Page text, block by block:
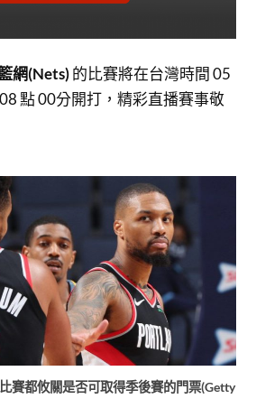
網(Nets)的比賽將在台灣時間 05
點 00分開打，精彩直播賽事敬
賽都攸關是否可取得季後賽的門票(Getty